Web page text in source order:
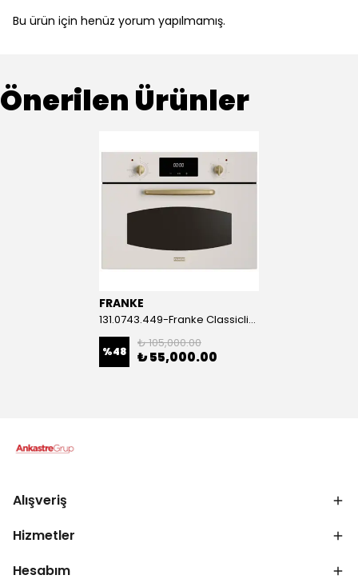
Bu ürün için henüz yorum yapılmamış.
Önerilen Ürünler
FRANKE
131.0743.449-Franke Classicline FMW 45 CL G PW Krem Ankastre Mikrodalga
%48
₺ 105,000.00
₺ 55,000.00
Alışveriş
Hizmetler
Hesabım